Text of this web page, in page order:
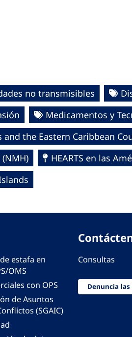
no transmisibles
Medicamentos y
and the Eastern Caribbean
HEARTS en las
estafa en
OMS
con OPS
de Asuntos
(SGAIC)
Consultas
Denuncia